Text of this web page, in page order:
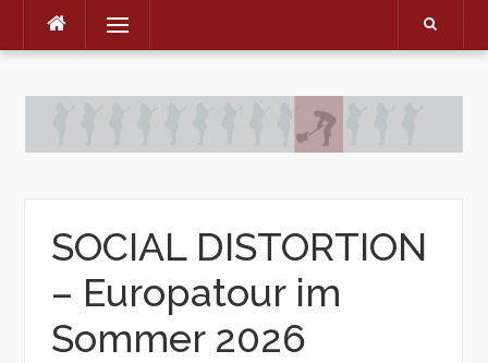
Skip
Menu
SOCIAL DISTORTION
– Europatour im
Sommer 2026